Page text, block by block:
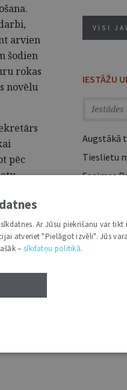
arvien
šodien
rokas
novēlu
pēc
VISI
IESTĀŽU
Augstākā
Tieslietu
Saeimas
Iekšlietu
Ar Jūsu piekrišanu var
atveriet "Pielāgot izvēli". Jūs
– sīkdatņu politikā.